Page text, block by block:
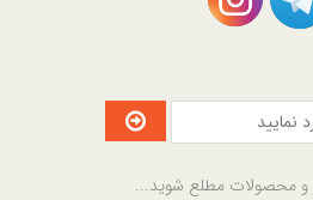
و محصولات مطلع شوید...